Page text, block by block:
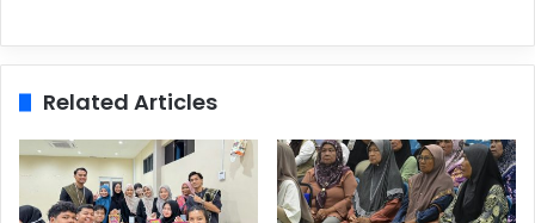
Related Articles